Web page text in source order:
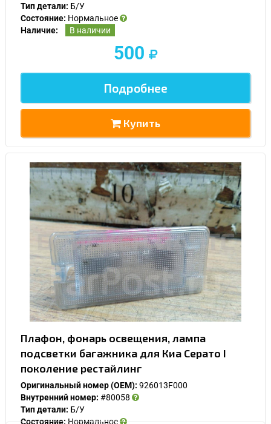
Тип детали: Б/У
Состояние: Нормальное
Наличие:
В наличии
500
Подробнее
Купить
Плафон, фонарь освещения, лампа
подсветки багажника для Киа Серато I
поколение рестайлинг
Оригинальный номер (OEM): 926013F000
Внутренний номер: #80058
Тип детали: Б/У
Состояние:Нормальное